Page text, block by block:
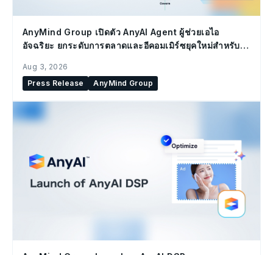
AnyMind Group เปิดตัว AnyAI Agent ผู้ช่วยเอไอ
อัจฉริยะ ยกระดับการตลาดและอีคอมเมิร์ซยุคใหม่สำหรับ
Aug 3, 2026
Press Release
AnyMind Group